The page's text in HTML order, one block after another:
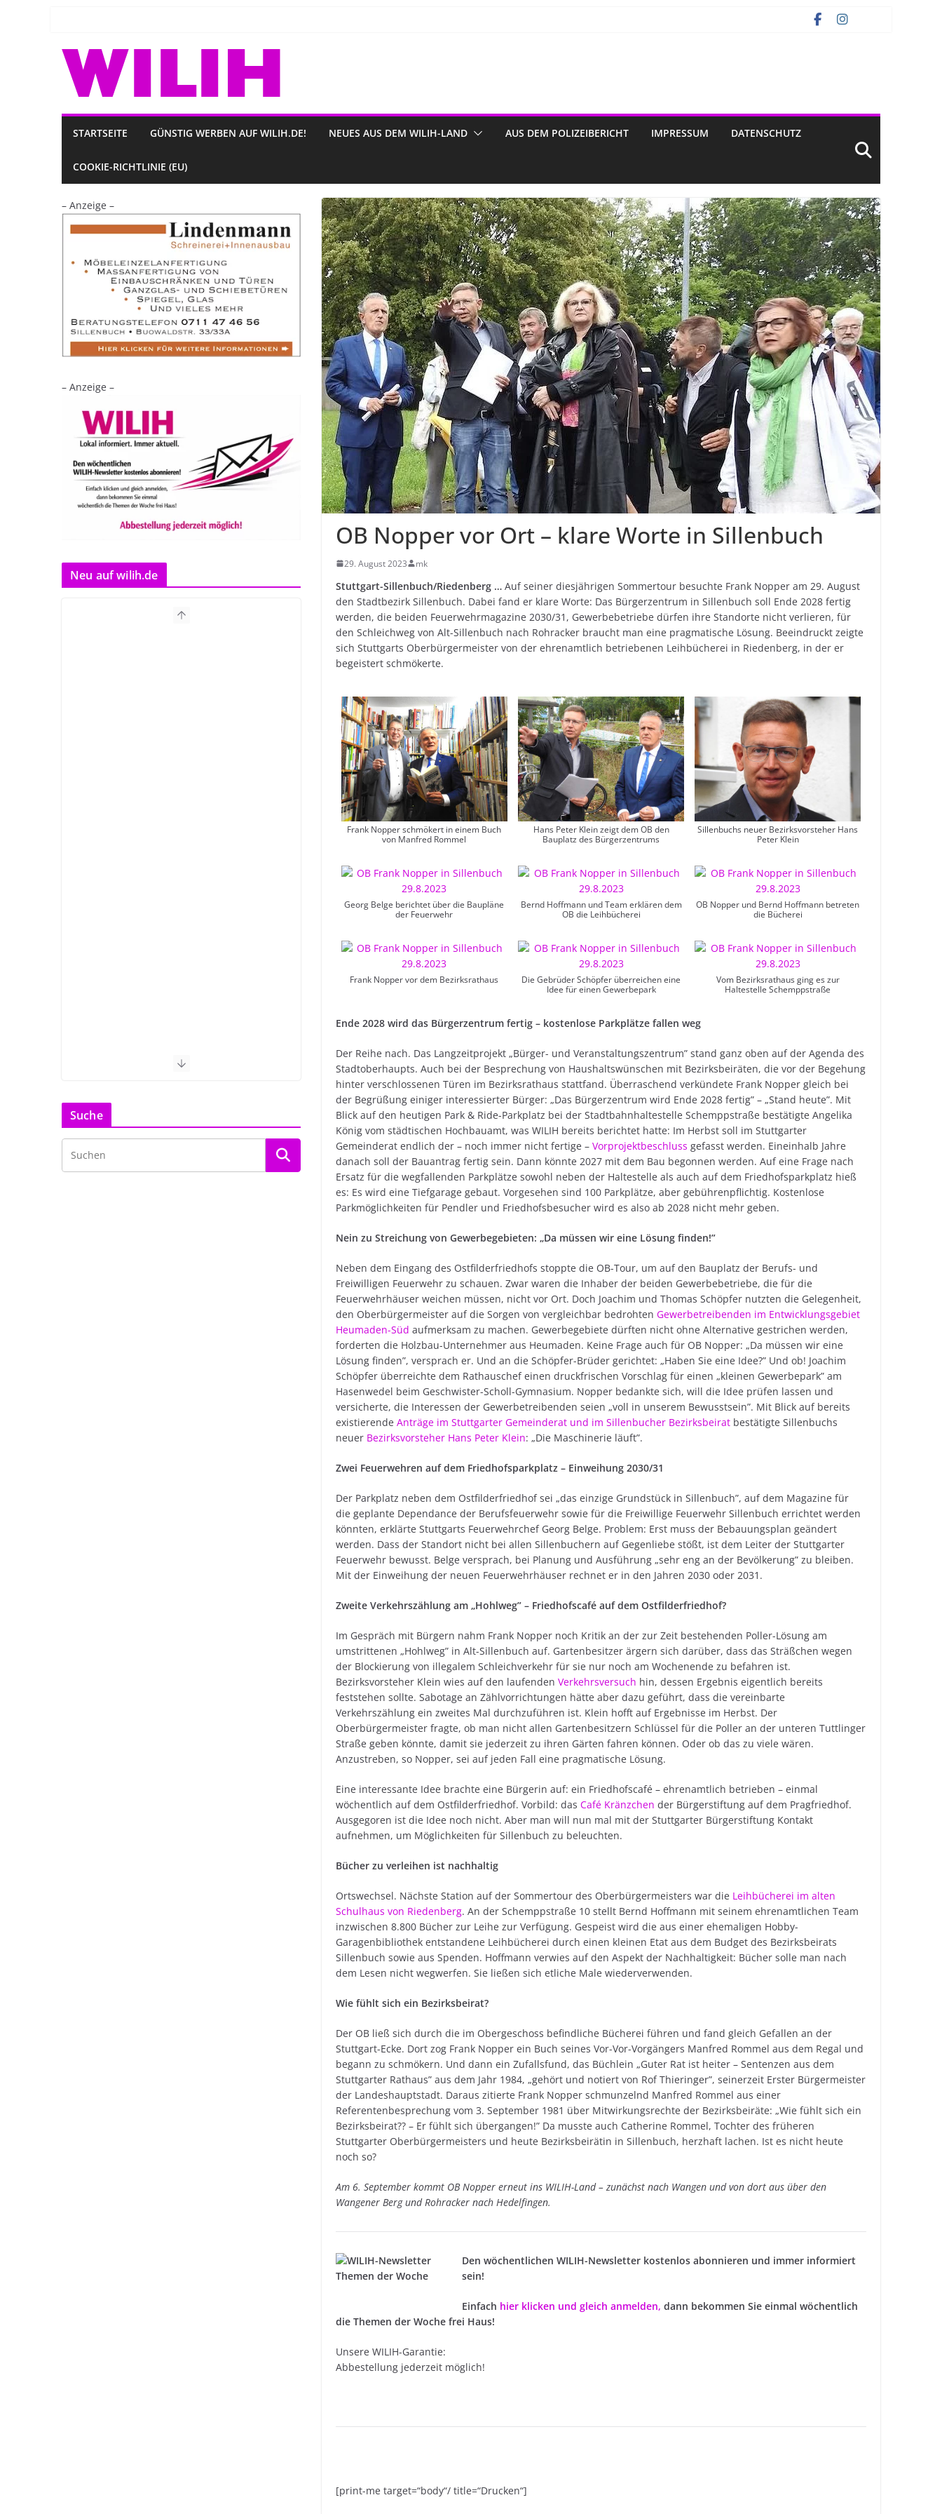
STARTSEITE GÜNSTIG WERBEN AUF WILIH.DE! NEUES AUS DEM WILIH-LAND AUS DEM POLIZEIBERICHT IMPRESSUM DATENSCHUTZ
COOKIE-RICHTLINIE (EU)
OB Nopper vor Ort – klare Worte in Sillenbuch
29. August 2023 mk
Stuttgart-Sillenbuch/Riedenberg … Auf seiner diesjährigen Sommertour besuchte Frank Nopper am 29. August
den Stadtbezirk Sillenbuch. Dabei fand er klare Worte: Das Bürgerzentrum in Sillenbuch soll Ende 2028 fertig
werden, die beiden Feuerwehrmagazine 2030/31, Gewerbebetriebe dürfen ihre Standorte nicht verlieren, für
den Schleichweg von Alt-Sillenbuch nach Rohracker braucht man eine pragmatische Lösung. Beeindruckt zeigte
sich Stuttgarts Oberbürgermeister von der ehrenamtlich betriebenen Leihbücherei in Riedenberg, in der er
begeistert schmökerte.
Frank Nopper schmökert in einem Buch
von Manfred Rommel
Hans Peter Klein zeigt dem OB den
Bauplatz des Bürgerzentrums
Sillenbuchs neuer Bezirksvorsteher Hans
Peter Klein
Georg Belge berichtet über die Baupläne
der Feuerwehr
Bernd Hoffmann und Team erklären dem
OB die Leihbücherei
OB Nopper und Bernd Hoffmann betreten
die Bücherei
Frank Nopper vor dem Bezirksrathaus
Die Gebrüder Schöpfer überreichen eine
Idee für einen Gewerbepark
Vom Bezirksrathaus ging es zur
Haltestelle Schemppstraße
Ende 2028 wird das Bürgerzentrum fertig – kostenlose Parkplätze fallen weg
Der Reihe nach. Das Langzeitprojekt „Bürger- und Veranstaltungszentrum” stand ganz oben auf der Agenda des
Stadtoberhaupts. Auch bei der Besprechung von Haushaltswünschen mit Bezirksbeiräten, die vor der Begehung
hinter verschlossenen Türen im Bezirksrathaus stattfand. Überraschend verkündete Frank Nopper gleich bei
der Begrüßung einiger interessierter Bürger: „Das Bürgerzentrum wird Ende 2028 fertig” – „Stand heute”. Mit
Blick auf den heutigen Park & Ride-Parkplatz bei der Stadtbahnhaltestelle Schemppstraße bestätigte Angelika
König vom städtischen Hochbauamt, was WILIH bereits berichtet hatte: Im Herbst soll im Stuttgarter
Gemeinderat endlich der – noch immer nicht fertige –Vorprojektbeschluss gefasst werden. Eineinhalb Jahre
danach soll der Bauantrag fertig sein. Dann könnte 2027 mit dem Bau begonnen werden. Auf eine Frage nach
Ersatz für die wegfallenden Parkplätze sowohl neben der Haltestelle als auch auf dem Friedhofsparkplatz hieß
es: Es wird eine Tiefgarage gebaut. Vorgesehen sind 100 Parkplätze, aber gebührenpflichtig. Kostenlose
Parkmöglichkeiten für Pendler und Friedhofsbesucher wird es also ab 2028 nicht mehr geben.
Nein zu Streichung von Gewerbegebieten: „Da müssen wir eine Lösung finden!”
Neben dem Eingang des Ostfilderfriedhofs stoppte die OB-Tour, um auf den Bauplatz der Berufs- und
Freiwilligen Feuerwehr zu schauen. Zwar waren die Inhaber der beiden Gewerbebetriebe, die für die
Feuerwehrhäuser weichen müssen, nicht vor Ort. Doch Joachim und Thomas Schöpfer nutzten die Gelegenheit,
den Oberbürgermeister auf die Sorgen von vergleichbar bedrohtenGewerbetreibenden im Entwicklungsgebiet
Heumaden-Süd aufmerksam zu machen. Gewerbegebiete dürften nicht ohne Alternative gestrichen werden,
forderten die Holzbau-Unternehmer aus Heumaden. Keine Frage auch für OB Nopper: „Da müssen wir eine
Lösung finden”, versprach er. Und an die Schöpfer-Brüder gerichtet: „Haben Sie eine Idee?” Und ob! Joachim
Schöpfer überreichte dem Rathauschef einen druckfrischen Vorschlag für einen „kleinen Gewerbepark” am
Hasenwedel beim Geschwister-Scholl-Gymnasium. Nopper bedankte sich, will die Idee prüfen lassen und
versicherte, die Interessen der Gewerbetreibenden seien „voll in unserem Bewusstsein”. Mit Blick auf bereits
existierendeAnträge im Stuttgarter Gemeinderat und im Sillenbucher Bezirksbeirat bestätigte Sillenbuchs
neuer Bezirksvorsteher Hans Peter Klein: „Die Maschinerie läuft”.
Zwei Feuerwehren auf dem Friedhofsparkplatz – Einweihung 2030/31
Der Parkplatz neben dem Ostfilderfriedhof sei „das einzige Grundstück in Sillenbuch”, auf dem Magazine für
die geplante Dependance der Berufsfeuerwehr sowie für die Freiwillige Feuerwehr Sillenbuch errichtet werden
könnten, erklärte Stuttgarts Feuerwehrchef Georg Belge. Problem: Erst muss der Bebauungsplan geändert
werden. Dass der Standort nicht bei allen Sillenbuchern auf Gegenliebe stößt, ist dem Leiter der Stuttgarter
Feuerwehr bewusst. Belge versprach, bei Planung und Ausführung „sehr eng an der Bevölkerung” zu bleiben.
Mit der Einweihung der neuen Feuerwehrhäuser rechnet er in den Jahren 2030 oder 2031.
Zweite Verkehrszählung am „Hohlweg” – Friedhofscafé auf dem Ostfilderfriedhof?
Im Gespräch mit Bürgern nahm Frank Nopper noch Kritik an der zur Zeit bestehenden Poller-Lösung am
umstrittenen „Hohlweg” in Alt-Sillenbuch auf. Gartenbesitzer ärgern sich darüber, dass das Sträßchen wegen
der Blockierung von illegalem Schleichverkehr für sie nur noch am Wochenende zu befahren ist.
Bezirksvorsteher Klein wies auf den laufendenVerkehrsversuch hin, dessen Ergebnis eigentlich bereits
feststehen sollte. Sabotage an Zählvorrichtungen hätte aber dazu geführt, dass die vereinbarte
Verkehrszählung ein zweites Mal durchzuführen ist. Klein hofft auf Ergebnisse im Herbst. Der
Oberbürgermeister fragte, ob man nicht allen Gartenbesitzern Schlüssel für die Poller an der unteren Tuttlinger
Straße geben könnte, damit sie jederzeit zu ihren Gärten fahren können. Oder ob das zu viele wären.
Anzustreben, so Nopper, sei auf jeden Fall eine pragmatische Lösung.
Eine interessante Idee brachte eine Bürgerin auf: ein Friedhofscafé – ehrenamtlich betrieben – einmal
wöchentlich auf dem Ostfilderfriedhof. Vorbild: dasCafé Kränzchen der Bürgerstiftung auf dem Pragfriedhof.
Ausgegoren ist die Idee noch nicht. Aber man will nun mal mit der Stuttgarter Bürgerstiftung Kontakt
aufnehmen, um Möglichkeiten für Sillenbuch zu beleuchten.
Bücher zu verleihen ist nachhaltig
Ortswechsel. Nächste Station auf der Sommertour des Oberbürgermeisters war die Leihbücherei im alten
Schulhaus von Riedenberg. An der Schemppstraße 10 stellt Bernd Hoffmann mit seinem ehrenamtlichen Team
inzwischen 8.800 Bücher zur Leihe zur Verfügung. Gespeist wird die aus einer ehemaligen Hobby-
Garagenbibliothek entstandene Leihbücherei durch einen kleinen Etat aus dem Budget des Bezirksbeirats
Sillenbuch sowie aus Spenden. Hoffmann verwies auf den Aspekt der Nachhaltigkeit: Bücher solle man nach
dem Lesen nicht wegwerfen. Sie ließen sich etliche Male wiederverwenden.
Wie fühlt sich ein Bezirksbeirat?
Der OB ließ sich durch die im Obergeschoss befindliche Bücherei führen und fand gleich Gefallen an der
Stuttgart-Ecke. Dort zog Frank Nopper ein Buch seines Vor-Vor-Vorgängers Manfred Rommel aus dem Regal und
begann zu schmökern. Und dann ein Zufallsfund, das Büchlein „Guter Rat ist heiter – Sentenzen aus dem
Stuttgarter Rathaus” aus dem Jahr 1984, „gehört und notiert von Rof Thieringer”, seinerzeit Erster Bürgermeister
der Landeshauptstadt. Daraus zitierte Frank Nopper schmunzelnd Manfred Rommel aus einer
Referentenbesprechung vom 3. September 1981 über Mitwirkungsrechte der Bezirksbeiräte: „Wie fühlt sich ein
Bezirksbeirat?? – Er fühlt sich übergangen!” Da musste auch Catherine Rommel, Tochter des früheren
Stuttgarter Oberbürgermeisters und heute Bezirksbeirätin in Sillenbuch, herzhaft lachen. Ist es nicht heute
noch so?
Am 6. September kommt OB Nopper erneut ins WILIH-Land – zunächst nach Wangen und von dort aus über den
Wangener Berg und Rohracker nach Hedelfingen.
Den wöchentlichen WILIH-Newsletter kostenlos abonnieren und immer informiert
sein!
Einfach hier klicken und gleich anmelden, dann bekommen Sie einmal wöchentlich
die Themen der Woche frei Haus!
Unsere WILIH-Garantie:
Abbestellung jederzeit möglich!
[print-me target=“body“/ title=“Drucken“]
– Anzeige –
– Anzeige –
Neu auf wilih.de
Suche